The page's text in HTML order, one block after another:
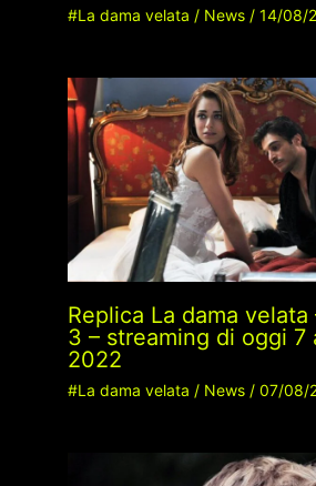
#La dama velata / News/ 14/08/
Replica La dama velata
3 – streaming di oggi 7
2022
#La dama velata / News/ 07/08/